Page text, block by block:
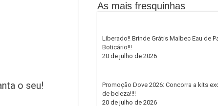
o seu!
As mais fresquinhas
Liberado!! Brinde Grátis Malbec Eau de
Boticário!!!
20 de julho de 2026
Promoção Dove 2026: Concorra a kits
de beleza!!!!
20 de julho de 2026